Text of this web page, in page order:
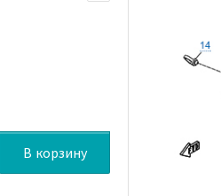
В корзину